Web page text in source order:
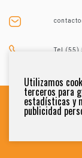
Tel (55)
Utilizamos
terceros para
estadísticas y
publicidad